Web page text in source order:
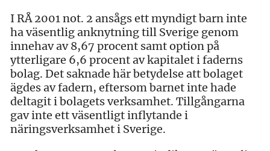
I RÅ 2001 not. 2 ansågs ett myndigt barn inte
ha väsentlig anknytning till Sverige genom
innehav av 8,67 procent samt option på
ytterligare 6,6 procent av kapitalet i faderns
bolag. Det saknade här betydelse att bolaget
ägdes av fadern, eftersom barnet inte hade
deltagit i bolagets verksamhet. Tillgångarna
gav inte ett väsentligt inflytande i
näringsverksamhet i Sverige.